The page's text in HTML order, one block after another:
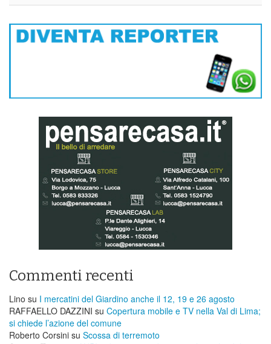
Commenti recenti
Lino su I mercatini del Giardino anche il 12, 19 e 26 agosto
RAFFAELLO DAZZINI su ​Copertura mobile e TV nella Val di Lima;
si chiede l’azione del comune
Roberto Corsini su Scossa di terremoto